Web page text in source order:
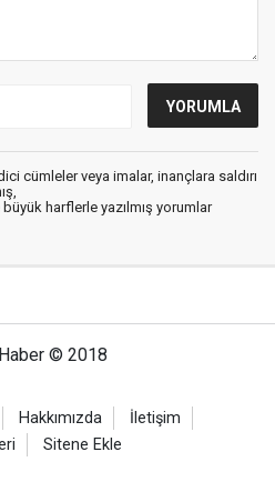
cümleler veya imalar, inançlara saldırı
harflerle yazılmış yorumlar
© 2018
Hakkımızda
İletişim
Sitene Ekle